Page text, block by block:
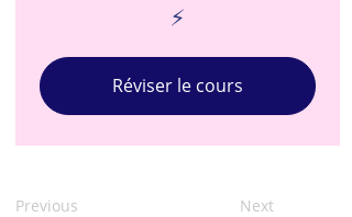
⚡
Réviser le cours
Previous Next